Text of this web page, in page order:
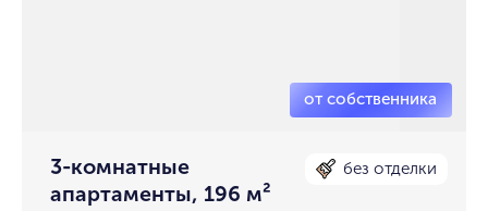
3-комнатные
апартаменты, 196 м²
без отделки